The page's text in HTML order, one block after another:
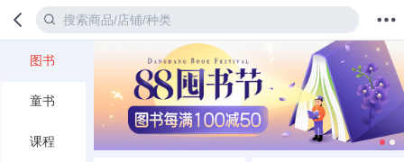
值得买 我的当当
图书
童书
课程